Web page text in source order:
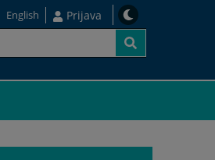
English Prijava